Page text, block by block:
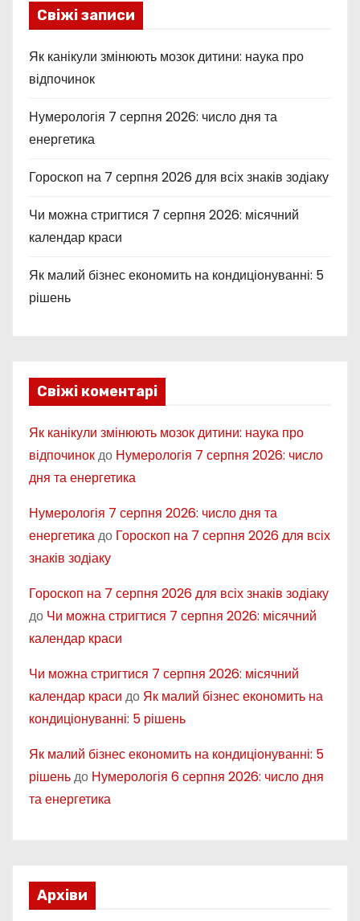
Свіжі записи
Як канікули змінюють мозок дитини: наука про
відпочинок
Нумерологія 7 серпня 2026: число дня та
енергетика
Гороскоп на 7 серпня 2026 для всіх знаків зодіаку
Чи можна стригтися 7 серпня 2026: місячний
календар краси
Як малий бізнес економить на кондиціонуванні: 5
рішень
Свіжі коментарі
Як канікули змінюють мозок дитини: наука про
відпочинокдо Нумерологія 7 серпня 2026: число
дня та енергетика
Нумерологія 7 серпня 2026: число дня та
енергетикадо Гороскоп на 7 серпня 2026 для всіх
знаків зодіаку
Гороскоп на 7 серпня 2026 для всіх знаків зодіаку
до Чи можна стригтися 7 серпня 2026: місячний
календар краси
Чи можна стригтися 7 серпня 2026: місячний
календар краси до Як малий бізнес економить на
кондиціонуванні: 5 рішень
Як малий бізнес економить на кондиціонуванні: 5
рішеньдо Нумерологія 6 серпня 2026: число дня
та енергетика
Архіви